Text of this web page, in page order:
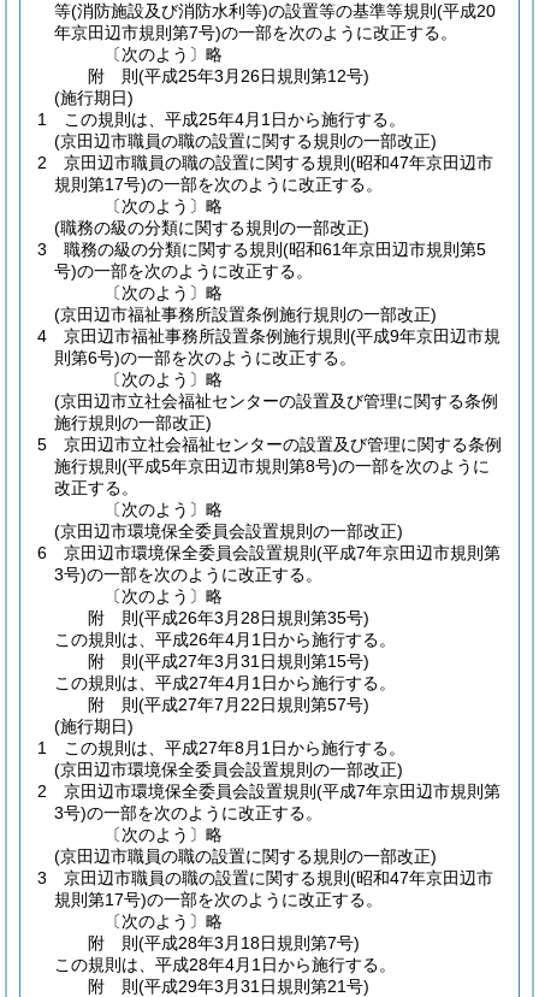
等(消防施設及び消防水利等)の設置等の基準等規則 (平成20
年京田辺市規則第7号)の一部を次のように改正する。
〔次のよう〕略
附 則(平成25年3月26日規則第12号)
(施行期日)
1
この規則は、平成25年4月1日から施行する。
(京田辺市職員の職の設置に関する規則の一部改正)
2
京田辺市職員の職の設置に関する規則 (昭和47年京田辺市
規則第17号)の一部を次のように改正する。
〔次のよう〕略
(職務の級の分類に関する規則の一部改正)
3
職務の級の分類に関する規則 (昭和61年京田辺市規則第5
号)の一部を次のように改正する。
〔次のよう〕略
(京田辺市福祉事務所設置条例施行規則の一部改正)
4
京田辺市福祉事務所設置条例施行規則 (平成9年京田辺市規
則第6号)の一部を次のように改正する。
〔次のよう〕略
(京田辺市立社会福祉センターの設置及び管理に関する条例
施行規則の一部改正)
5
京田辺市立社会福祉センターの設置及び管理に関する条例
施行規則 (平成5年京田辺市規則第8号)の一部を次のように
改正する。
〔次のよう〕略
(京田辺市環境保全委員会設置規則の一部改正)
6
京田辺市環境保全委員会設置規則 (平成7年京田辺市規則第
3号)の一部を次のように改正する。
〔次のよう〕略
附 則(平成26年3月28日規則第35号)
この規則は、平成26年4月1日から施行する。
附 則(平成27年3月31日規則第15号)
この規則は、平成27年4月1日から施行する。
附 則(平成27年7月22日規則第57号)
(施行期日)
1
この規則は、平成27年8月1日から施行する。
(京田辺市環境保全委員会設置規則の一部改正)
2
京田辺市環境保全委員会設置規則 (平成7年京田辺市規則第
3号)の一部を次のように改正する。
〔次のよう〕略
(京田辺市職員の職の設置に関する規則の一部改正)
3
京田辺市職員の職の設置に関する規則 (昭和47年京田辺市
規則第17号)の一部を次のように改正する。
〔次のよう〕略
附 則(平成28年3月18日規則第7号)
この規則は、平成28年4月1日から施行する。
附 則(平成29年3月31日規則第21号)